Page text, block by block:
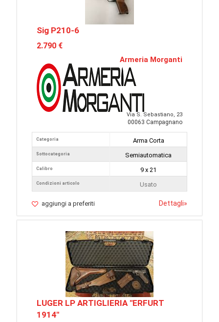
Sig P210-6
2.790 €
Armeria Morganti
Via S. Sebastiano, 23
00063 Campagnano
Categoria
Sottocategoria
Calibro
Condizioni articolo
Arma Corta
Semiautomatica
9 x 21
Usato
aggiungi a preferiti Dettagli»
LUGER LP ARTIGLIERIA "ERFURT
1914"